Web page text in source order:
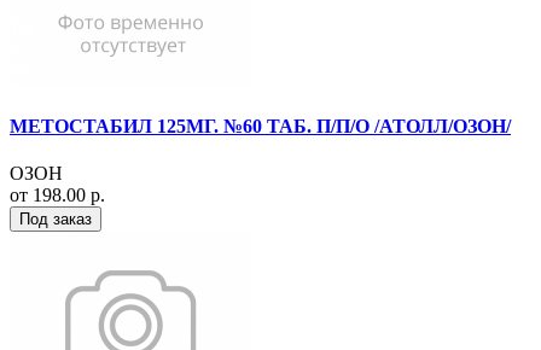
МЕТОСТАБИЛ 125МГ. №60 ТАБ. П/П/О /АТОЛЛ/ОЗОН/
ОЗОН
от 198.00 р.
Под заказ